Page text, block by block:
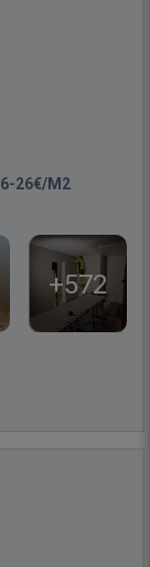
26€/M2
+572